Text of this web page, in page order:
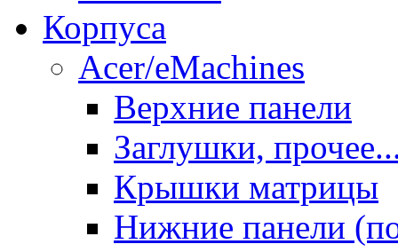
Корпуса
Acer/eMachines
Верхние панели
Заглушки,
Крышки матрицы
Нижние панели